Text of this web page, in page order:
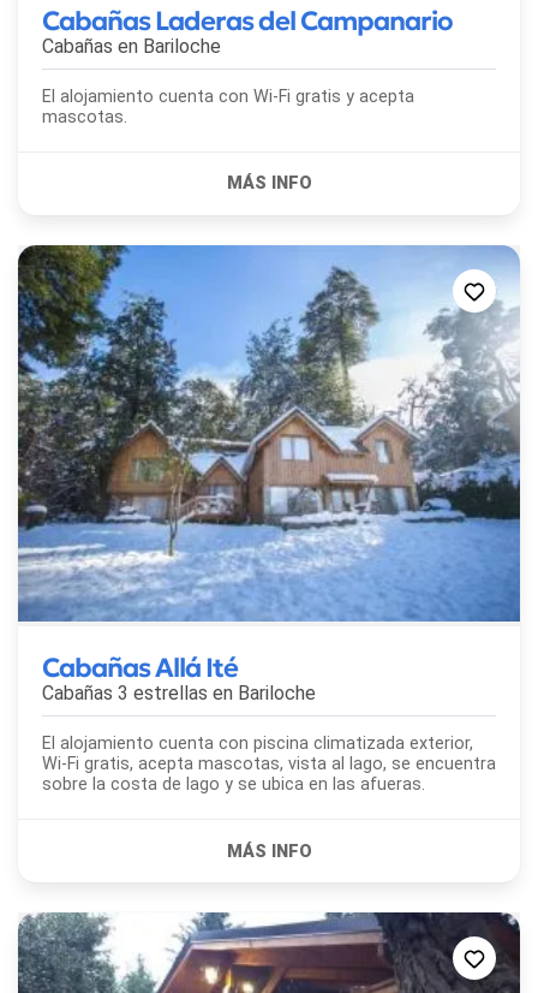
Cabañas Laderas del Campanario
Cabañas en Bariloche
El alojamiento cuenta con Wi-Fi gratis y acepta
mascotas.
Cabañas Allá Ité
Cabañas 3 estrellas en Bariloche
El alojamiento cuenta con piscina climatizada exterior,
Wi-Fi gratis, acepta mascotas, vista al lago, se encuentra
sobre la costa de lago y se ubica en las afueras.